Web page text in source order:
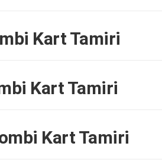
Kart Tamiri
Kart Tamiri
Kart Tamiri